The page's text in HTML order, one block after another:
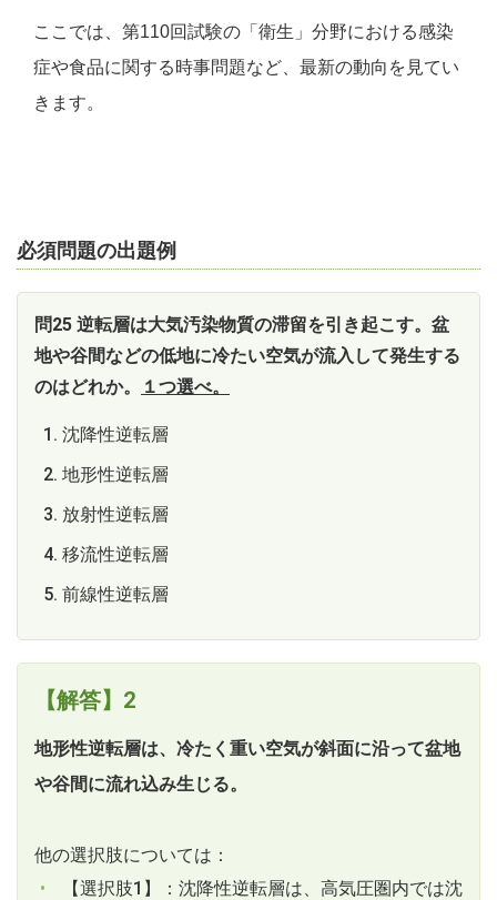
ここでは、第110回試験の「衛生」分野における感染
症や食品に関する時事問題など、最新の動向を見てい
きます。
必須問題の出題例
問25 逆転層は大気汚染物質の滞留を引き起こす。盆
地や谷間などの低地に冷たい空気が流入して発生する
のはどれか。
１つ選べ。
沈降性逆転層
地形性逆転層
放射性逆転層
移流性逆転層
前線性逆転層
【解答】2
地形性逆転層は、冷たく重い空気が斜面に沿って盆地
や谷間に流れ込み生じる。
他の選択肢については：
【選択肢1】：沈降性逆転層は、高気圧圏内では沈